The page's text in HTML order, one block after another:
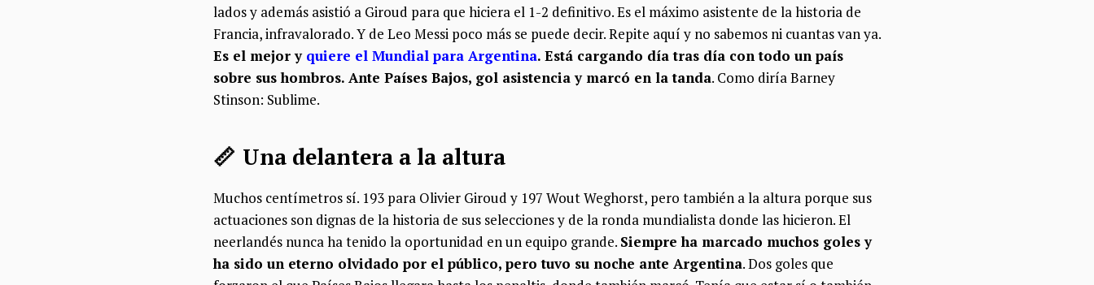
lados y además asistió a Giroud para que hiciera el 1-2 definitivo. Es el máximo asistente de la historia de
Francia, infravalorado. Y de Leo Messi poco más se puede decir. Repite aquí y no sabemos ni cuantas van ya.
Es el mejor y quiere el Mundial para Argentina. Está cargando día tras día con todo un país
sobre sus hombros. Ante Países Bajos, gol asistencia y marcó en la tanda. Como diría Barney
Stinson: Sublime.
📏 Una delantera a la altura
Muchos centímetros sí. 193 para Olivier Giroud y 197 Wout Weghorst, pero también a la altura porque sus
actuaciones son dignas de la historia de sus selecciones y de la ronda mundialista donde las hicieron. El
neerlandés nunca ha tenido la oportunidad en un equipo grande. Siempre ha marcado muchos goles y
ha sido un eterno olvidado por el público, pero tuvo su noche ante Argentina. Dos goles que